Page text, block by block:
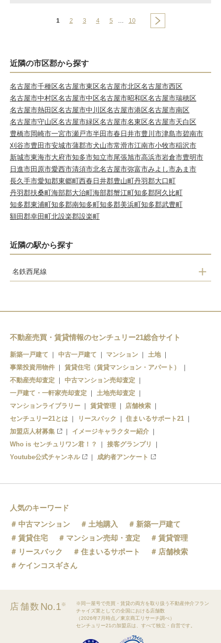
1 2 3 4 5 … 10
近隣の市区郡から探す
名古屋市千種区名古屋市東区名古屋市北区名古屋市西区
名古屋市中村区名古屋市中区名古屋市昭和区名古屋市瑞穂区
名古屋市熱田区名古屋市中川区名古屋市港区名古屋市南区
名古屋市守山区名古屋市緑区名古屋市名東区名古屋市天白区
豊橋市岡崎市一宮市瀬戸市半田市春日井市豊川市津島市碧南市
刈谷市豊田市安城市蒲郡市犬山市常滑市江南市小牧市稲沢市
新城市東海市大府市知多市知立市尾張旭市高浜市岩倉市豊明市
日進市田原市愛西市清須市北名古屋市弥富市みよし市あま市
長久手市愛知郡東郷町西春日井郡豊山町丹羽郡大口町
丹羽郡扶桑町海部郡大治町海部郡蟹江町知多郡阿久比町
知多郡東浦町知多郡南知多町知多郡美浜町知多郡武豊町
額田郡幸田町北設楽郡設楽町
近隣の駅から探す
名鉄西尾線
福地
吉良吉田
不動産売買・賃貸情報のセンチュリー21総合サイト
新築一戸建て 中古一戸建て マンション
土地
事業投資用物件
賃貸住宅（賃貸マンション・アパート）
不動産売却査定
中古マンション売却査定
一戸建て・一軒家売却査定
土地売却査定
マンションライブラリー
賃貸管理
店舗検索
センチュリー21とは
リースバック
住まいるサポート21
加盟店人材募集
イメージキャラクター紹介
Who is センチュリワン君！？
接客グランプリ
Youtube公式チャンネル
成約者アンケート
人気のキーワード
中古マンション
土地購入
新築一戸建て
賃貸住宅
マンション売却・査定
賃貸管理
リースバック
住まいるサポート
店舗検索
ケインコスギさん
店舗数 No.1※
※同一屋号で売買・賃貸の両方を取り扱う不動産仲介フラン
チャイズ業としての全国における店舗数
（2026年7月時点／東京商工リサーチ調べ）
センチュリー21の加盟店は、すべて独立・自営です。